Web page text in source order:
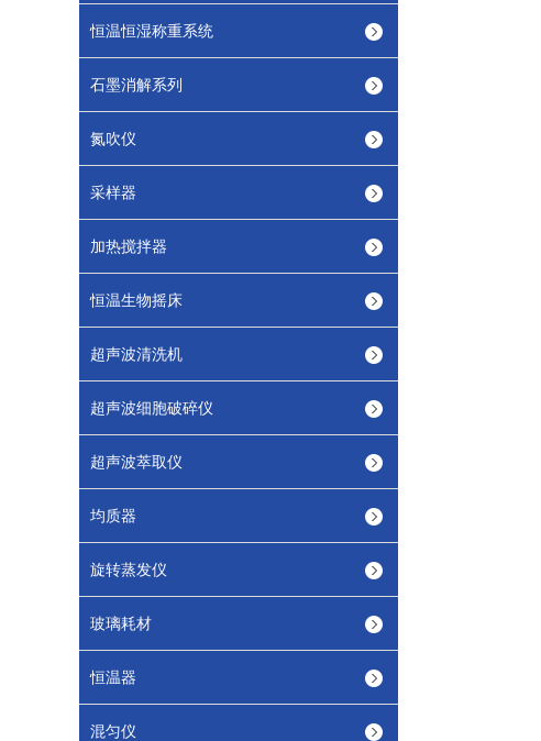
恒温恒湿称重系统
石墨消解系列
氮吹仪
采样器
加热搅拌器
恒温生物摇床
超声波清洗机
超声波细胞破碎仪
超声波萃取仪
均质器
旋转蒸发仪
玻璃耗材
恒温器
混匀仪